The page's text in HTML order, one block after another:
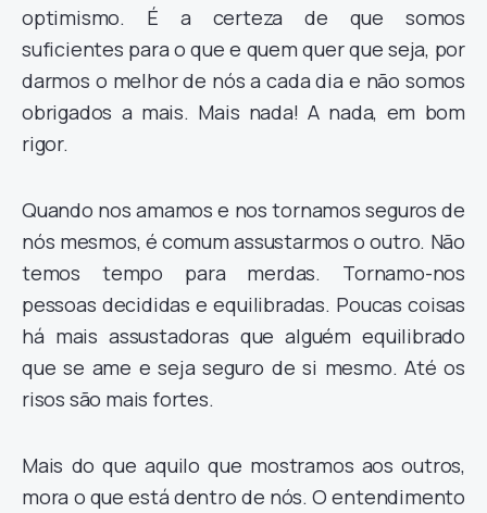
optimismo. É a certeza de que somos
suficientes para o que e quem quer que seja, por
darmos o melhor de nós a cada dia e não somos
obrigados a mais. Mais nada! A nada, em bom
rigor.
Quando nos amamos e nos tornamos seguros de
nós mesmos, é comum assustarmos o outro. Não
temos tempo para merdas. Tornamo-nos
pessoas decididas e equilibradas. Poucas coisas
há mais assustadoras que alguém equilibrado
que se ame e seja seguro de si mesmo. Até os
risos são mais fortes.
Mais do que aquilo que mostramos aos outros,
mora o que está dentro de nós. O entendimento